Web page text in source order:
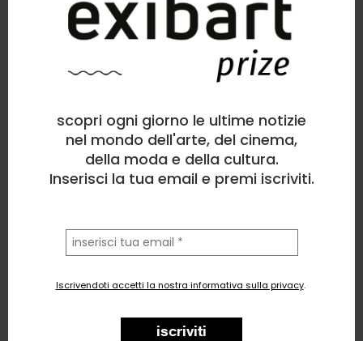
scopri ogni giorno le ultime notizie
nel mondo dell'arte, del cinema,
della moda e della cultura.
Inserisci la tua email e premi iscriviti.
Iscrivendoti accetti la nostra informativa sulla privacy.
iscriviti
Digital art
Matter of Heart